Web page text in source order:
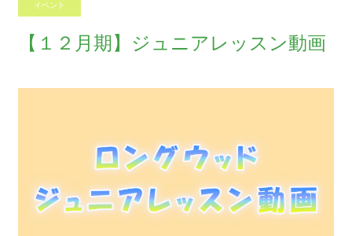
イベント
【１２月期】ジュニアレッスン動画